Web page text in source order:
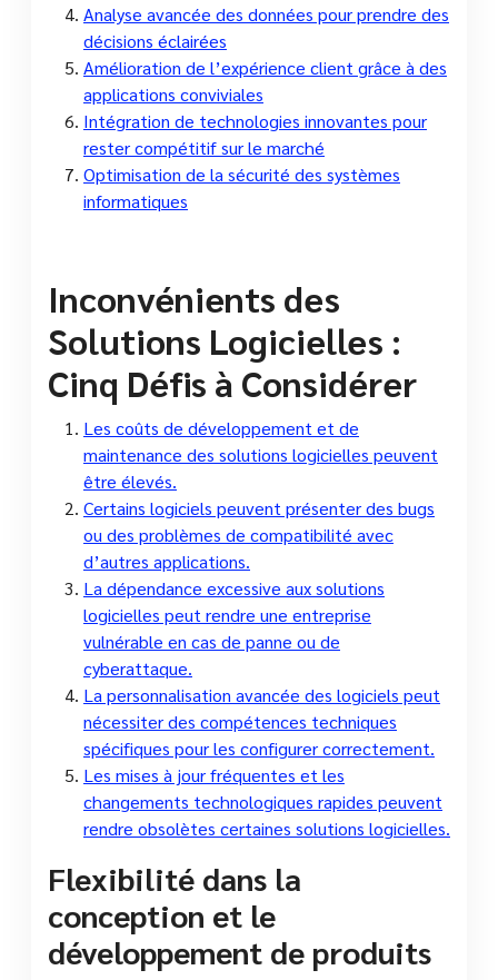
Analyse avancée des données pour prendre des
décisions éclairées
Amélioration de l’expérience client grâce à des
applications conviviales
Intégration de technologies innovantes pour
rester compétitif sur le marché
Optimisation de la sécurité des systèmes
informatiques
Inconvénients des
Solutions Logicielles :
Cinq Défis à Considérer
Les coûts de développement et de
maintenance des solutions logicielles peuvent
être élevés.
Certains logiciels peuvent présenter des bugs
ou des problèmes de compatibilité avec
d’autres applications.
La dépendance excessive aux solutions
logicielles peut rendre une entreprise
vulnérable en cas de panne ou de
cyberattaque.
La personnalisation avancée des logiciels peut
nécessiter des compétences techniques
spécifiques pour les configurer correctement.
Les mises à jour fréquentes et les
changements technologiques rapides peuvent
rendre obsolètes certaines solutions logicielles.
Flexibilité dans la
conception et le
développement de produits